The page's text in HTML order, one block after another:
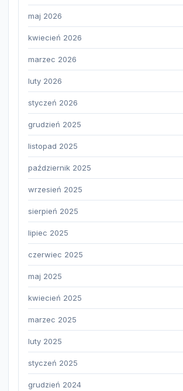
maj 2026
kwiecień 2026
marzec 2026
luty 2026
styczeń 2026
grudzień 2025
listopad 2025
październik 2025
wrzesień 2025
sierpień 2025
lipiec 2025
czerwiec 2025
maj 2025
kwiecień 2025
marzec 2025
luty 2025
styczeń 2025
grudzień 2024